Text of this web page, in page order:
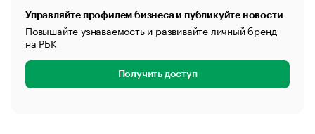
Управляйте профилем бизнеса и публикуйте новости
Повышайте узнаваемость и развивайте личный бренд
на РБК
Получить доступ